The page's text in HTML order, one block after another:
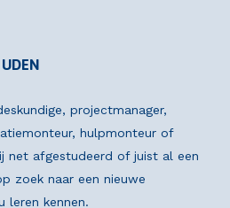
projectmanager,
hulpmonteur of
net afgestudeerd of juist al een
zoek naar een nieuwe
leren kennen.